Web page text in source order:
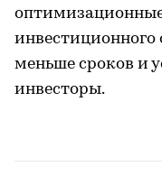
меньше сроков и
инвесторы.